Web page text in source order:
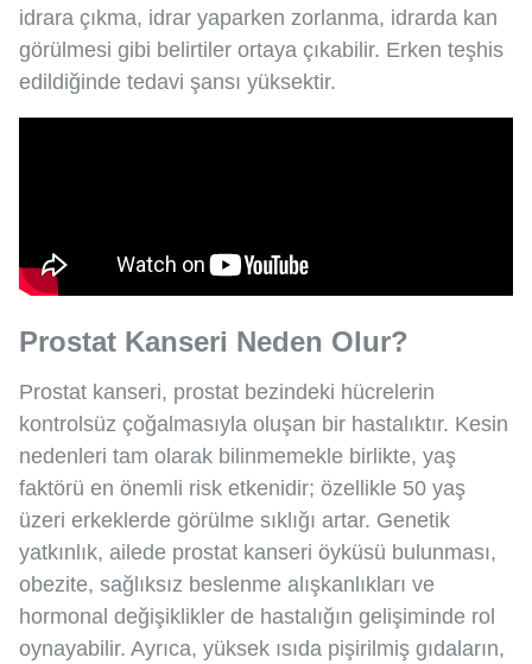
idrara çıkma, idrar yaparken zorlanma, idrarda kan
görülmesi gibi belirtiler ortaya çıkabilir. Erken teşhis
edildiğinde tedavi şansı yüksektir.
Prostat Kanseri Neden Olur?
Prostat kanseri, prostat bezindeki hücrelerin
kontrolsüz çoğalmasıyla oluşan bir hastalıktır. Kesin
nedenleri tam olarak bilinmemekle birlikte, yaş
faktörü en önemli risk etkenidir; özellikle 50 yaş
üzeri erkeklerde görülme sıklığı artar. Genetik
yatkınlık, ailede prostat kanseri öyküsü bulunması,
obezite, sağlıksız beslenme alışkanlıkları ve
hormonal değişiklikler de hastalığın gelişiminde rol
oynayabilir. Ayrıca, yüksek ısıda pişirilmiş gıdaların,